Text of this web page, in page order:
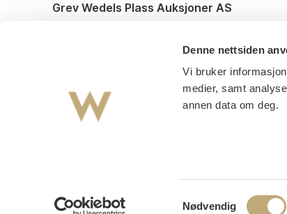
Denne nettsiden
Vi bruker
medier, samt
annen data om deg.
Samtykkevalg
Nødvendig
Grev Wedels Plass Auksjoner AS